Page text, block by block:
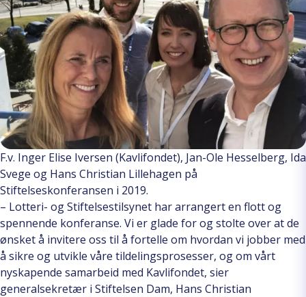
F.v. Inger Elise Iversen (Kavlifondet), Jan-Ole Hesselberg, Ida
Svege og Hans Christian Lillehagen på
Stiftelseskonferansen i 2019.
– Lotteri- og Stiftelsestilsynet har arrangert en flott og
spennende konferanse. Vi er glade for og stolte over at de
ønsket å invitere oss til å fortelle om hvordan vi jobber med
å sikre og utvikle våre tildelingsprosesser, og om vårt
nyskapende samarbeid med Kavlifondet, sier
generalsekretær i Stiftelsen Dam, Hans Christian